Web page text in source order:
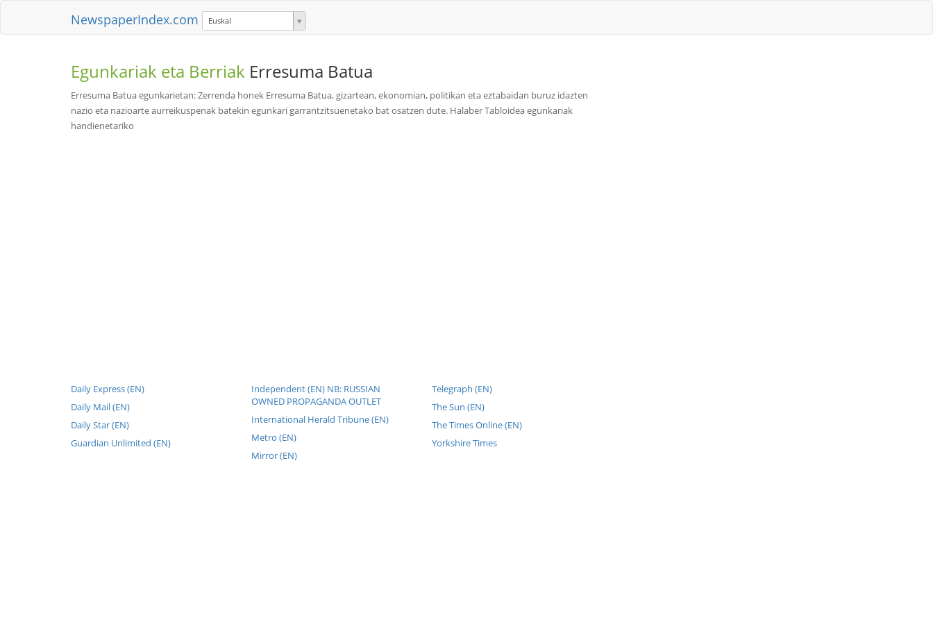
NewspaperIndex.com Euskal
Egunkariak eta Berriak Erresuma Batua
Erresuma Batua egunkarietan: Zerrenda honek Erresuma Batua, gizartean, ekonomian, politikan eta eztabaidan buruz idazten
nazio eta nazioarte aurreikuspenak batekin egunkari garrantzitsuenetako bat osatzen dute. Halaber Tabloidea egunkariak
handienetariko
Daily Express (EN)
Daily Mail (EN)
Daily Star (EN)
Guardian Unlimited (EN)
Independent (EN) NB: RUSSIAN
OWNED PROPAGANDA OUTLET
International Herald Tribune (EN)
Metro (EN)
Mirror (EN)
Telegraph (EN)
The Sun (EN)
The Times Online (EN)
Yorkshire Times